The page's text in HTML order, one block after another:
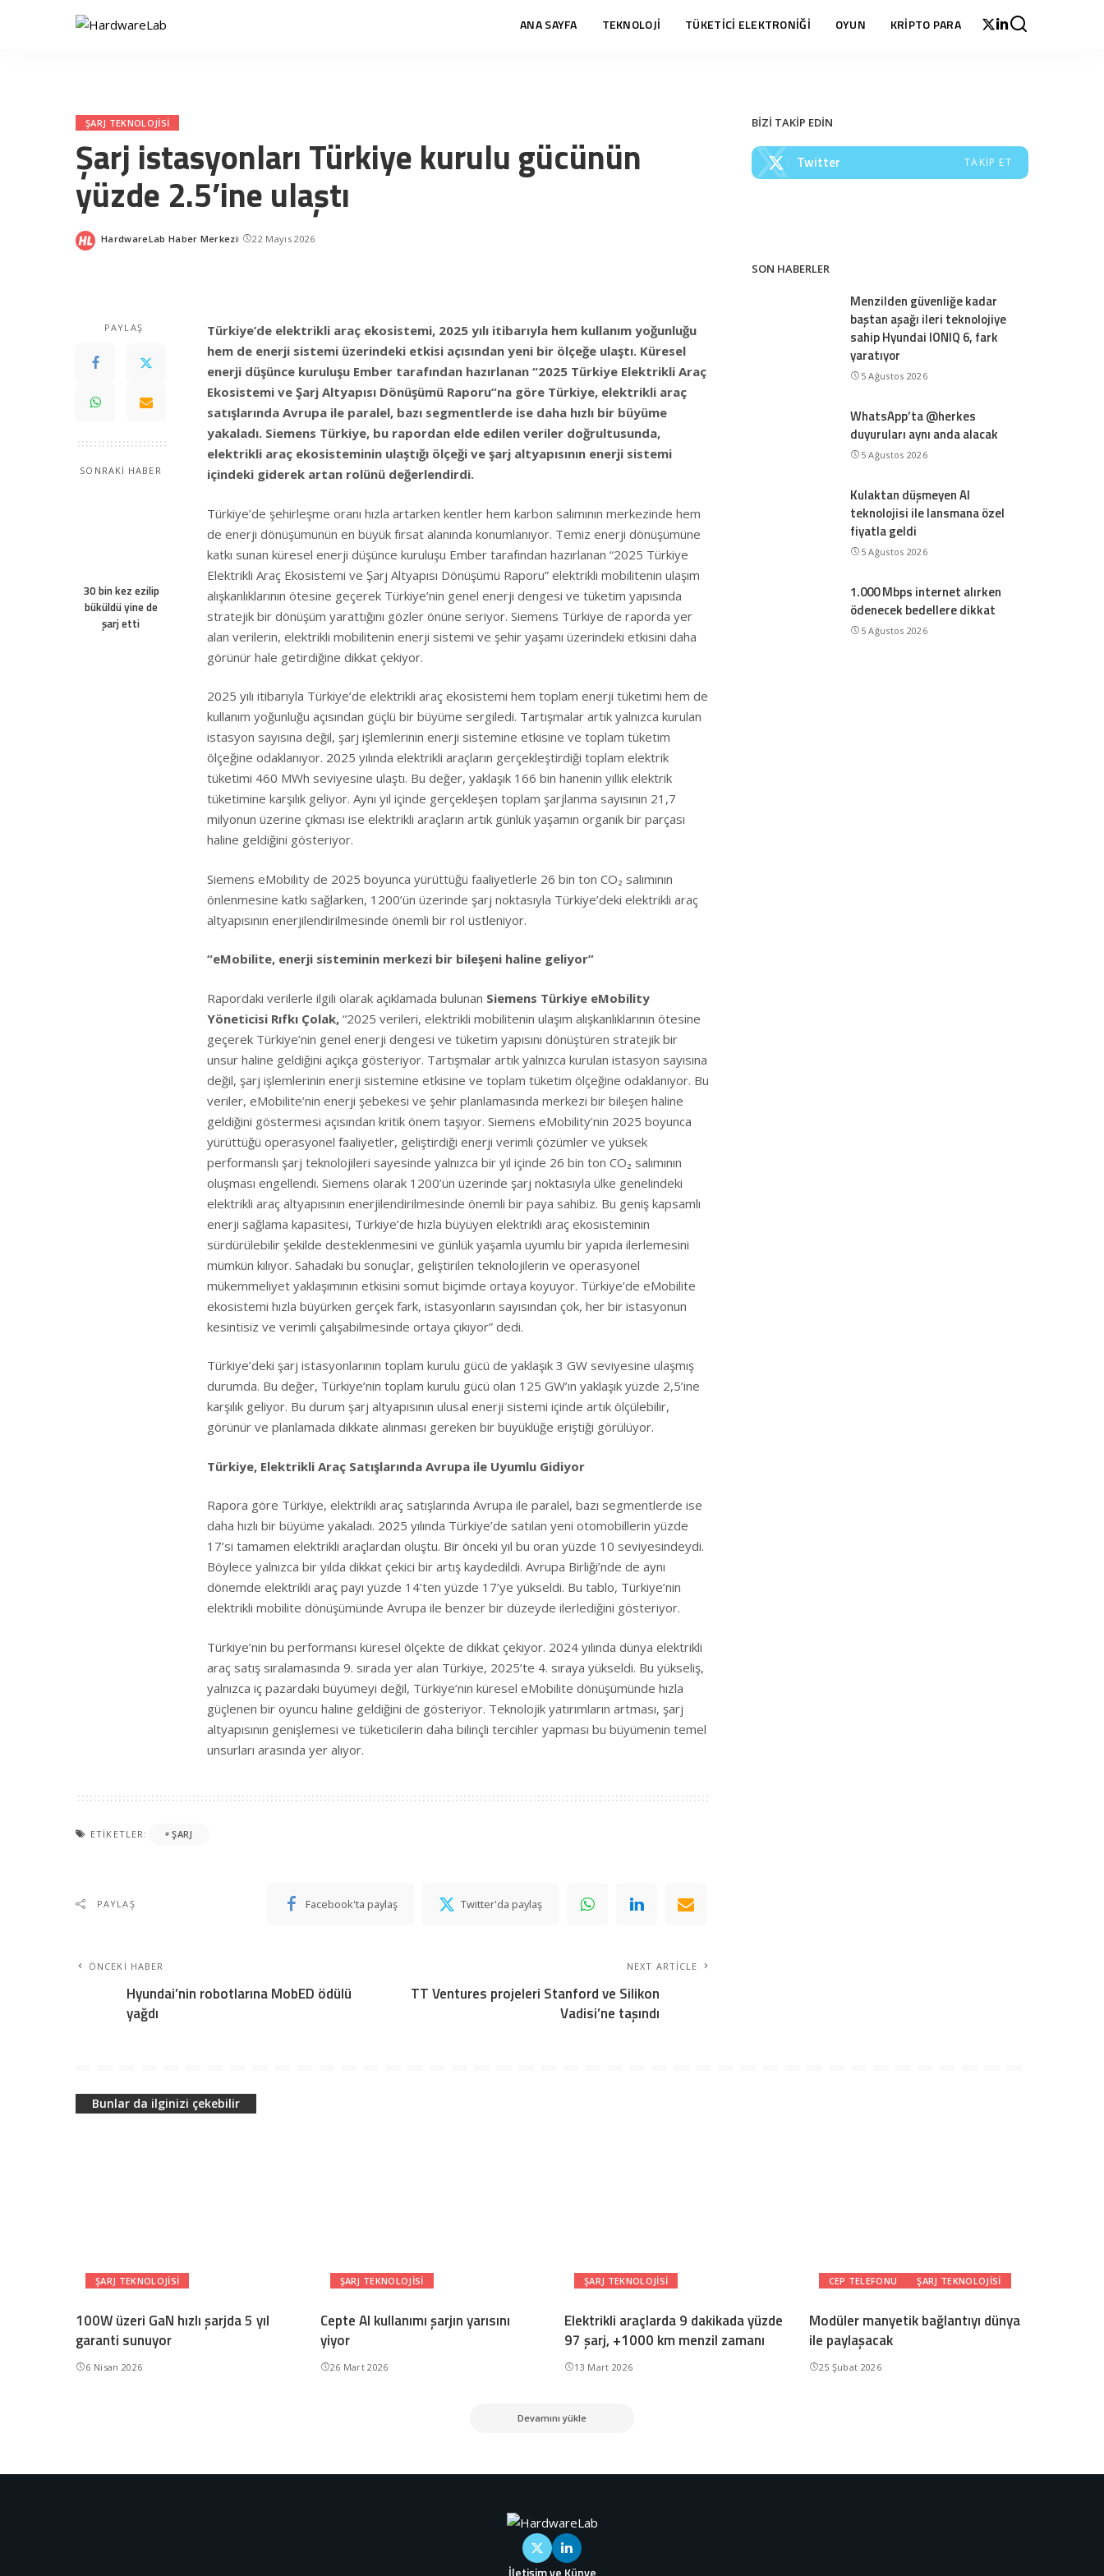
ANA SAYFA TEKNOLOJİ TÜKETİCİ ELEKTRONİĞİ OYUN KRİPTO PARA
ŞARJ TEKNOLOJISI
Şarj istasyonları Türkiye kurulu gücünün
yüzde 2.5’ine ulaştı
Posted
HardwareLab Haber Merkezi 22 Mayıs 2026
PAYLAŞ
SONRAKİ HABER
30 bin kez ezilip
büküldü yine de
şarj etti
Türkiye’de elektrikli araç ekosistemi, 2025 yılı itibarıyla hem kullanım yoğunluğu
hem de enerji sistemi üzerindeki etkisi açısından yeni bir ölçeğe ulaştı. Küresel
enerji düşünce kuruluşu Ember tarafından hazırlanan “2025 Türkiye Elektrikli Araç
Ekosistemi ve Şarj Altyapısı Dönüşümü Raporu”na göre Türkiye, elektrikli araç
satışlarında Avrupa ile paralel, bazı segmentlerde ise daha hızlı bir büyüme
yakaladı. Siemens Türkiye, bu rapordan elde edilen veriler doğrultusunda,
elektrikli araç ekosisteminin ulaştığı ölçeği ve şarj altyapısının enerji sistemi
içindeki giderek artan rolünü değerlendirdi.
Türkiye’de şehirleşme oranı hızla artarken kentler hem karbon salımının merkezinde hem
de enerji dönüşümünün en büyük fırsat alanında konumlanıyor. Temiz enerji dönüşümüne
katkı sunan küresel enerji düşünce kuruluşu Ember tarafından hazırlanan “2025 Türkiye
Elektrikli Araç Ekosistemi ve Şarj Altyapısı Dönüşümü Raporu” elektrikli mobilitenin ulaşım
alışkanlıklarının ötesine geçerek Türkiye’nin genel enerji dengesi ve tüketim yapısında
stratejik bir dönüşüm yarattığını gözler önüne seriyor. Siemens Türkiye de raporda yer
alan verilerin, elektrikli mobilitenin enerji sistemi ve şehir yaşamı üzerindeki etkisini daha
görünür hale getirdiğine dikkat çekiyor.
2025 yılı itibarıyla Türkiye’de elektrikli araç ekosistemi hem toplam enerji tüketimi hem de
kullanım yoğunluğu açısından güçlü bir büyüme sergiledi. Tartışmalar artık yalnızca kurulan
istasyon sayısına değil, şarj işlemlerinin enerji sistemine etkisine ve toplam tüketim
ölçeğine odaklanıyor. 2025 yılında elektrikli araçların gerçekleştirdiği toplam elektrik
tüketimi 460 MWh seviyesine ulaştı. Bu değer, yaklaşık 166 bin hanenin yıllık elektrik
tüketimine karşılık geliyor. Aynı yıl içinde gerçekleşen toplam şarjlanma sayısının 21,7
milyonun üzerine çıkması ise elektrikli araçların artık günlük yaşamın organik bir parçası
haline geldiğini gösteriyor.
Siemens eMobility de 2025 boyunca yürüttüğü faaliyetlerle 26 bin ton CO₂ salımının
önlenmesine katkı sağlarken, 1200’ün üzerinde şarj noktasıyla Türkiye’deki elektrikli araç
altyapısının enerjilendirilmesinde önemli bir rol üstleniyor.
“eMobilite, enerji sisteminin merkezi bir bileşeni haline geliyor”
Rapordaki verilerle ilgili olarak açıklamada bulunan Siemens Türkiye eMobility
Yöneticisi Rıfkı Çolak, “2025 verileri, elektrikli mobilitenin ulaşım alışkanlıklarının ötesine
geçerek Türkiye’nin genel enerji dengesi ve tüketim yapısını dönüştüren stratejik bir
unsur haline geldiğini açıkça gösteriyor. Tartışmalar artık yalnızca kurulan istasyon sayısına
değil, şarj işlemlerinin enerji sistemine etkisine ve toplam tüketim ölçeğine odaklanıyor. Bu
veriler, eMobilite’nin enerji şebekesi ve şehir planlamasında merkezi bir bileşen haline
geldiğini göstermesi açısından kritik önem taşıyor. Siemens eMobility’nin 2025 boyunca
yürüttüğü operasyonel faaliyetler, geliştirdiği enerji verimli çözümler ve yüksek
performanslı şarj teknolojileri sayesinde yalnızca bir yıl içinde 26 bin ton CO₂ salımının
oluşması engellendi. Siemens olarak 1200’ün üzerinde şarj noktasıyla ülke genelindeki
elektrikli araç altyapısının enerjilendirilmesinde önemli bir paya sahibiz. Bu geniş kapsamlı
enerji sağlama kapasitesi, Türkiye’de hızla büyüyen elektrikli araç ekosisteminin
sürdürülebilir şekilde desteklenmesini ve günlük yaşamla uyumlu bir yapıda ilerlemesini
mümkün kılıyor. Sahadaki bu sonuçlar, geliştirilen teknolojilerin ve operasyonel
mükemmeliyet yaklaşımının etkisini somut biçimde ortaya koyuyor. Türkiye’de eMobilite
ekosistemi hızla büyürken gerçek fark, istasyonların sayısından çok, her bir istasyonun
kesintisiz ve verimli çalışabilmesinde ortaya çıkıyor” dedi.
Türkiye’deki şarj istasyonlarının toplam kurulu gücü de yaklaşık 3 GW seviyesine ulaşmış
durumda. Bu değer, Türkiye’nin toplam kurulu gücü olan 125 GW’ın yaklaşık yüzde 2,5’ine
karşılık geliyor. Bu durum şarj altyapısının ulusal enerji sistemi içinde artık ölçülebilir,
görünür ve planlamada dikkate alınması gereken bir büyüklüğe eriştiği görülüyor.
Türkiye, Elektrikli Araç Satışlarında Avrupa ile Uyumlu Gidiyor
Rapora göre Türkiye, elektrikli araç satışlarında Avrupa ile paralel, bazı segmentlerde ise
daha hızlı bir büyüme yakaladı. 2025 yılında Türkiye’de satılan yeni otomobillerin yüzde
17’si tamamen elektrikli araçlardan oluştu. Bir önceki yıl bu oran yüzde 10 seviyesindeydi.
Böylece yalnızca bir yılda dikkat çekici bir artış kaydedildi. Avrupa Birliği’nde de aynı
dönemde elektrikli araç payı yüzde 14’ten yüzde 17’ye yükseldi. Bu tablo, Türkiye’nin
elektrikli mobilite dönüşümünde Avrupa ile benzer bir düzeyde ilerlediğini gösteriyor.
Türkiye’nin bu performansı küresel ölçekte de dikkat çekiyor. 2024 yılında dünya elektrikli
araç satış sıralamasında 9. sırada yer alan Türkiye, 2025’te 4. sıraya yükseldi. Bu yükseliş,
yalnızca iç pazardaki büyümeyi değil, Türkiye’nin küresel eMobilite dönüşümünde hızla
güçlenen bir oyuncu haline geldiğini de gösteriyor. Teknolojik yatırımların artması, şarj
altyapısının genişlemesi ve tüketicilerin daha bilinçli tercihler yapması bu büyümenin temel
unsurları arasında yer alıyor.
ETIKETLER: ŞARJ
PAYLAŞ Facebook'ta paylaş Twitter'da paylaş
ÖNCEKI HABER
Hyundai’nin robotlarına MobED ödülü
yağdı
NEXT ARTICLE
TT Ventures projeleri Stanford ve Silikon
Vadisi’ne taşındı
BİZİ TAKİP EDİN
Twitter TAKIP ET
SON HABERLER
Menzilden güvenliğe kadar
baştan aşağı ileri teknolojiye
sahip Hyundai IONIQ 6, fark
yaratıyor
5 Ağustos 2026
WhatsApp’ta @herkes
duyuruları aynı anda alacak
5 Ağustos 2026
Kulaktan düşmeyen AI
teknolojisi ile lansmana özel
fiyatla geldi
5 Ağustos 2026
1.000 Mbps internet alırken
ödenecek bedellere dikkat
5 Ağustos 2026
Bunlar da ilginizi çekebilir
ŞARJ TEKNOLOJISI
100W üzeri GaN hızlı şarjda 5 yıl
garanti sunuyor
6 Nisan 2026
ŞARJ TEKNOLOJISI
Cepte AI kullanımı şarjın yarısını
yiyor
26 Mart 2026
ŞARJ TEKNOLOJISI
Elektrikli araçlarda 9 dakikada yüzde
97 şarj, +1000 km menzil zamanı
13 Mart 2026
CEP TELEFONU ŞARJ TEKNOLOJISI
Modüler manyetik bağlantıyı dünya
ile paylaşacak
25 Şubat 2026
Devamını yükle
İletişim ve Künye